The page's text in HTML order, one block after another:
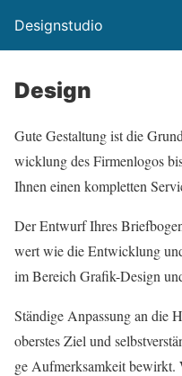
Designstudio
Design
Gute Gestal­tung ist die
wick­lung des Fir­men­lo­gos
Ihnen einen kom­plet­ten
Der Ent­wurf Ihres
wert wie die Ent­wick­lung
im Bereich Gra­fik-Design
Stän­di­ge Anpas­sung an die
obers­tes Ziel und
ge Auf­merk­sam­keit bewirkt.